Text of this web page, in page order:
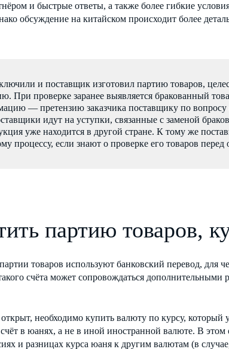
и быстрые ответы, а также более гибкие
обсуждение на китайском происходит более
и поставщик изготовил партию товаров,
При проверке заранее выявляется бракованный
— претензию заказчика поставщику по
идут на уступки, связанные с заменой
уже находится в другой стране. К тому же
процессу, если знают о проверке его товаров перед
партию товаров,
товаров используют банковский перевод, для
счёта может сопровождаться дополнительными
необходимо купить валюту по курсу,
в юанях, а не в иной иностранной валюте. В этом
и разницах курса юаня к другим валютам (в